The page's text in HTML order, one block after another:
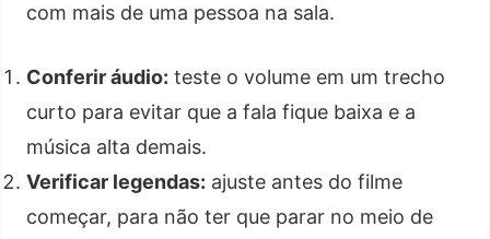
com mais de uma pessoa na sala.
Conferir áudio: teste o volume em um trecho
curto para evitar que a fala fique baixa e a
música alta demais.
Verificar legendas: ajuste antes do filme
começar, para não ter que parar no meio de